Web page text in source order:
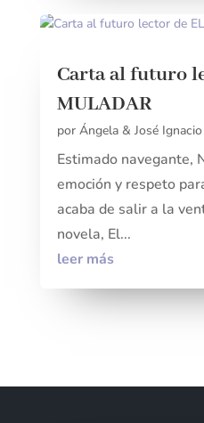
Carta al futuro
MULADAR
por Ángela & José Ignacio
Estimado navegante,
emoción y respeto
acaba de salir a la
novela, El...
leer más